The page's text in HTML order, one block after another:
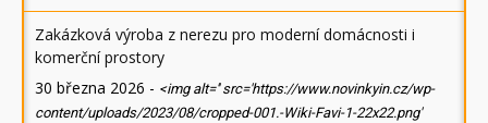
Zakázková výroba z nerezu pro moderní domácnosti i
komerční prostory
30 března 2026 - <img alt='' src='https://www.novinkyin.cz/wp-
content/uploads/2023/08/cropped-001.-Wiki-Favi-1-22x22.png'